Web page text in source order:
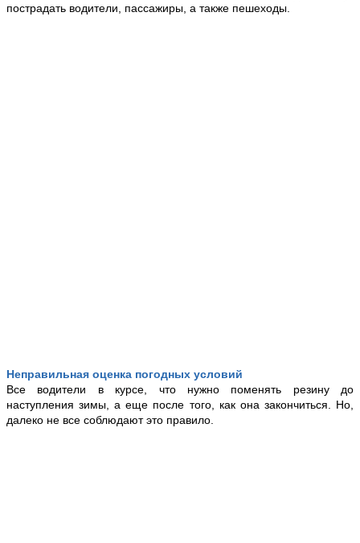
пострадать водители, пассажиры, а также пешеходы.
Неправильная оценка погодных условий
Все водители в курсе, что нужно поменять резину до
наступления зимы, а еще после того, как она закончиться. Но,
далеко не все соблюдают это правило.